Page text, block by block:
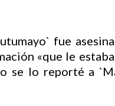
fue
«que le
se lo reporté a